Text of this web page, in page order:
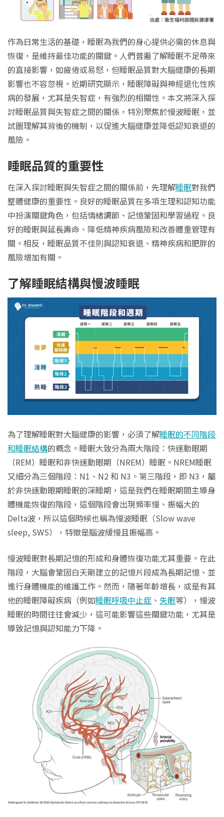
作為日常生活的基礎，睡眠為我們的身心提供必需的休息與
恢復，是維持最佳功能的關鍵。人們普遍了解睡眠不足帶來
的直接影響，如疲倦或易怒，但睡眠品質對大腦健康的長期
影響也不容忽視。近期研究顯示，睡眠障礙與神經退化性疾
病的發展，尤其是失智症，有強烈的相關性。本文將深入探
討睡眠品質與失智症之間的關係，特別聚焦於慢波睡眠，並
試圖理解其背後的機制，以促進大腦健康並降低認知衰退的
風險。
睡眠品質的重要性
在深入探討睡眠與失智症之間的關係前，先理解睡眠對我們
整體健康的重要性。良好的睡眠品質在多項生理和認知功能
中扮演關鍵角色，包括情緒調節、記憶鞏固和學習過程。良
好的睡眠與延長壽命、降低精神疾病風險和改善體重管理有
關。相反，睡眠品質不佳則與認知衰退、精神疾病和肥胖的
風險增加有關。
了解睡眠結構與慢波睡眠
為了理解睡眠對大腦健康的影響，必須了解睡眠的不同階段
和睡眠結構的概念。睡眠大致分為兩大階段：快速動眼期
（REM）睡眠和非快速動眼期（NREM）睡眠。NREM睡眠
又細分為三個階段：N1、N2 和 N3。第三階段，即 N3，屬
於非快速動眼期睡眠的深睡期，這是我們在睡眠期間主導身
體機能恢復的階段，這個階段會出現頻率慢、振幅大的
Delta波，所以這個時候也稱為慢波睡眠（Slow wave
sleep, SWS），特徵是腦波緩慢且振幅高。
慢波睡眠對長期記憶的形成和身體恢復功能尤其重要。在此
階段，大腦會鞏固白天剛建立的記憶片段成為長期記憶、並
進行身體機能的維護工作。然而，隨著年齡增長，或是有其
他的睡眠障礙疾病（例如睡眠呼吸中止症 、 失眠等），慢波
睡眠的時間往往會減少，這可能影響這些關鍵功能，尤其是
導致記憶與認知能力下降。